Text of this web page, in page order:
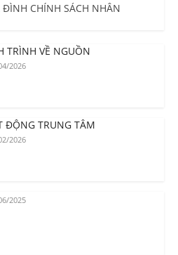
CHÍNH SÁCH NHÂN
TRÌNH VỀ NGUỒN
2026
ĐỘNG TRUNG TÂM
2026
2025